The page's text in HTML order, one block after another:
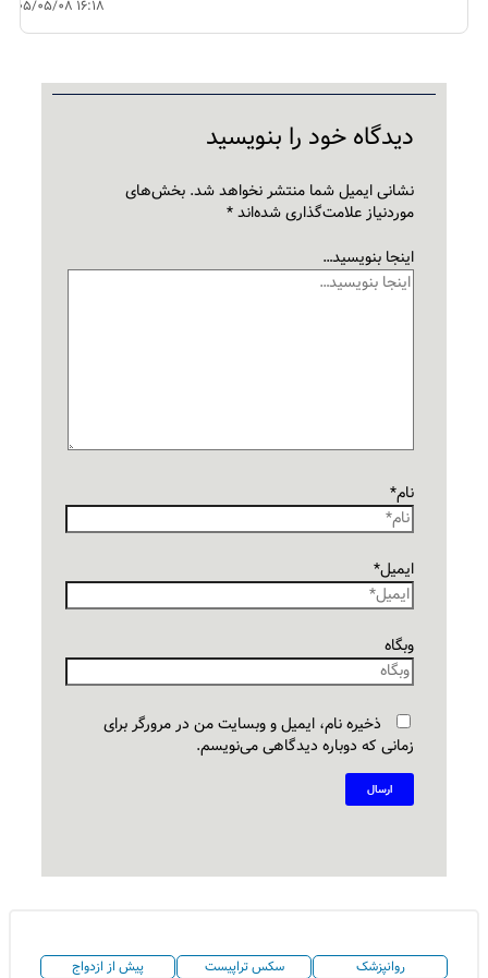
۱۴۰۵/۰۵/۰۸ ۱۶:۱۸
دیدگاه‌ خود را بنویسید
نشانی ایمیل شما منتشر نخواهد شد. بخش‌های
موردنیاز علامت‌گذاری شده‌اند*
اینجا بنویسید…
نام*
ایمیل*
وبگاه
ذخیره نام، ایمیل و وبسایت من در مرورگر برای
زمانی که دوباره دیدگاهی می‌نویسم.
روانپزشک سکس تراپیست پیش از ازدواج